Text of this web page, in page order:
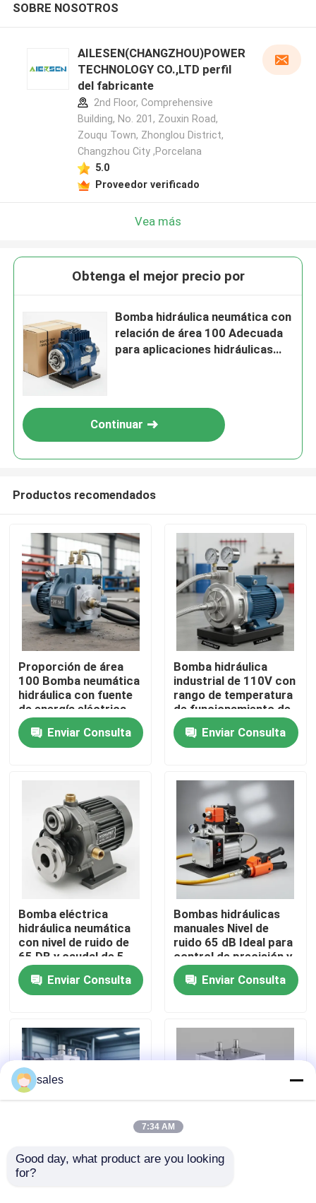
En casa
Productos
Los vídeos
Sobre nosotros
Recorrido por la fábrica
Noticias
SOBRE NOSOTROS
AILESEN(CHANGZHOU)POWER
TECHNOLOGY CO.,LTD perfil
del fabricante
2nd Floor, Comprehensive
Building, No. 201, Zouxin Road,
Zouqu Town, Zhonglou District,
Changzhou City ,Porcelana
5.0
Proveedor verificado
Vea más
Obtenga el mejor precio por
Bomba hidráulica neumática con
relación de área 100 Adecuada
para aplicaciones hidráulicas
Continuar
Productos recomendados
Proporción de área
100 Bomba neumática
hidráulica con fuente
de energía eléctrica
manual impulsada por
aire y relación de
compresión 1282
Enviar Consulta
Bomba hidráulica
industrial de 110V con
rango de temperatura
de funcionamiento de
menos 20 °C a 80 °C
Construcción
duradera a largo plazo
Enviar Consulta
Bomba eléctrica
hidráulica neumática
con nivel de ruido de
65 DB y caudal de 5
Lmin Adecuada para
aplicaciones
neumáticas
Enviar Consulta
Bombas hidráulicas
manuales Nivel de
ruido 65 dB Ideal para
control de precisión y
operación duradera en
diversas industrias
Enviar Consulta
Máquina bomba
hidráulica neumática
Dispositivo de prueba
sales
7:34 AM
Good day, what product are you looking
for?